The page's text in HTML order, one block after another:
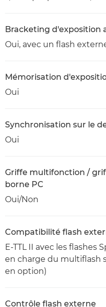
Bracketing d'exposition
Oui, avec un flash
Mémorisation
Oui
Synchronisation sur le
Oui
Griffe multifonction /
borne PC
Oui/Non
Compatibilité flash
E-TTL II avec les flashes
en charge du multiflash
en option)
Contrôle flash externe